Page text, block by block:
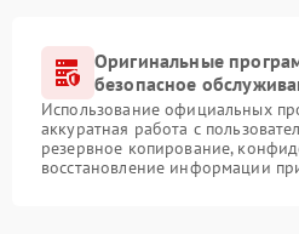
Оригинальные
безопасное
Использование официальных
аккуратная работа с
резервное копирование,
восстановление информации